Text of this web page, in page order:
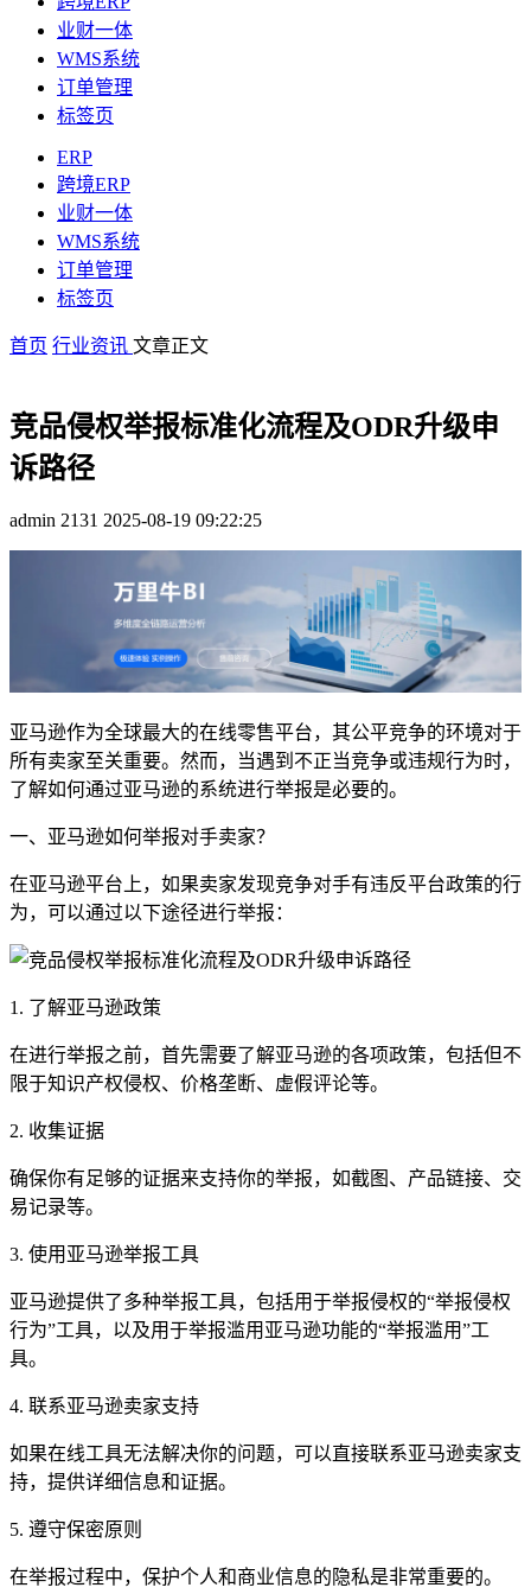
业财一体
WMS系统
订单管理
标签页
ERP
跨境ERP
业财一体
WMS系统
订单管理
标签页
首页 行业资讯 文章正文
竞品侵权举报标准化流程及ODR升级申
诉路径
admin 2131 2025-08-19 09:22:25
亚马逊作为全球最大的在线零售平台，其公平竞争的环境对于
所有卖家至关重要。然而，当遇到不正当竞争或违规行为时，
了解如何通过亚马逊的系统进行举报是必要的。
一、亚马逊如何举报对手卖家？
在亚马逊平台上，如果卖家发现竞争对手有违反平台政策的行
为，可以通过以下途径进行举报：
1. 了解亚马逊政策
在进行举报之前，首先需要了解亚马逊的各项政策，包括但不
限于知识产权侵权、价格垄断、虚假评论等。
2. 收集证据
确保你有足够的证据来支持你的举报，如截图、产品链接、交
易记录等。
3. 使用亚马逊举报工具
亚马逊提供了多种举报工具，包括用于举报侵权的“举报侵权
行为”工具，以及用于举报滥用亚马逊功能的“举报滥用”工
具。
4. 联系亚马逊卖家支持
如果在线工具无法解决你的问题，可以直接联系亚马逊卖家支
持，提供详细信息和证据。
5. 遵守保密原则
在举报过程中，保护个人和商业信息的隐私是非常重要的。